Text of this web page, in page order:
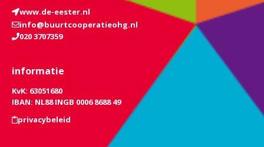
www.de-eester.nl
info@buurtcooperatieohg.nl
020 3707359
informatie
KvK: 63051680
IBAN: NL88 INGB 0006 8688 49
privacybeleid